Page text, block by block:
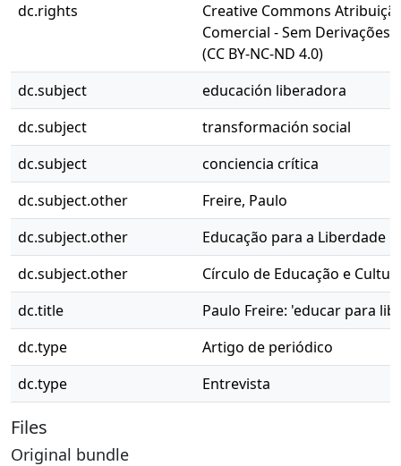
dc.rights
Creative Commons
Comercial - Sem Derivações
(CC BY-NC-ND 4.0)
dc.subject
educación liberadora
dc.subject
transformación social
dc.subject
conciencia crítica
dc.subject.other
Freire, Paulo
dc.subject.other
Educação para a Liberdade
dc.subject.other
Círculo de Educação e
dc.title
Paulo Freire: 'educar para
dc.type
Artigo de periódico
dc.type
Entrevista
Files
Original bundle